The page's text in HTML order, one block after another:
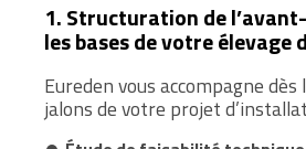
1. Structuration de
les bases de votre élevage
Eureden vous accompagne
jalons de votre projet